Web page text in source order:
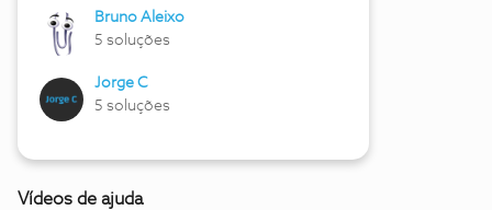
Bruno Aleixo
5 soluções
Jorge C
5 soluções
Vídeos de ajuda